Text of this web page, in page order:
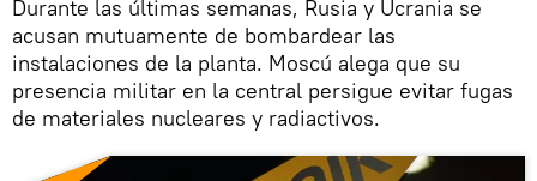
Durante las últimas semanas, Rusia y Ucrania se
acusan mutuamente de bombardear las
instalaciones de la planta. Moscú alega que su
presencia militar en la central persigue evitar fugas
de materiales nucleares y radiactivos.